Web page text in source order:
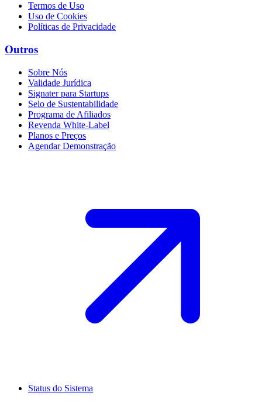
Termos de Uso
Uso de Cookies
Políticas de Privacidade
Outros
Sobre Nós
Validade Jurídica
Signater para Startups
Selo de Sustentabilidade
Programa de Afiliados
Revenda White-Label
Planos e Preços
Agendar Demonstração
Status do Sistema